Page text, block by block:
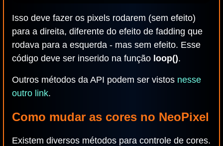
Isso deve fazer os pixels rodarem (sem efeito)
para a direita, diferente do efeito de fadding que
rodava para a esquerda - mas sem efeito. Esse
código deve ser inserido na função loop().
Outros métodos da API podem ser vistos nesse
outro link.
Como mudar as cores no NeoPixel
Existem diversos métodos para controle de cores.